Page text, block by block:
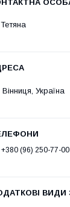
Тетяна
Вінниця, Україна
+380 (96) 250-77-00